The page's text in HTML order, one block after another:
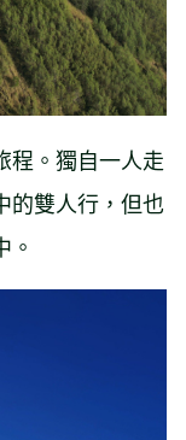
程。獨自一人走
的雙人行，但也